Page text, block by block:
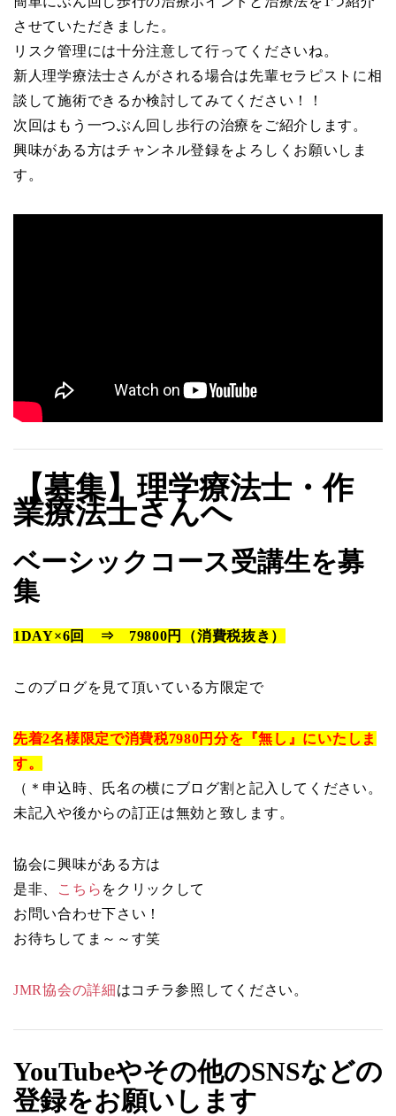
させていただきました。
リスク管理には十分注意して行ってくださいね。
新人理学療法士さんがされる場合は先輩セラピストに相
談して施術できるか検討してみてください！！
次回はもう一つぶん回し歩行の治療をご紹介します。
興味がある方はチャンネル登録をよろしくお願いしま
す。
【募集】理学療法士・作
業療法士さんへ
ベーシックコース受講生を募
集
1DAY×6回 ⇒ 79800円（消費税抜き）
このブログを見て頂いている方限定で
先着2名様限定で消費税7980円分を『無し』にいたしま
す。
（＊申込時、氏名の横にブログ割と記入してください。
未記入や後からの訂正は無効と致します。
協会に興味がある方は
是非、
こちら をクリックして
お問い合わせ下さい！
お待ちしてま～～す笑
JMR協会の詳細はコチラ参照してください。
YouTubeやその他のSNSなどの
登録をお願いします